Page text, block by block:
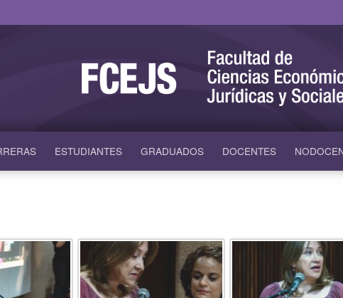
ESTUDIANTES GRADUADOS DOCENTES